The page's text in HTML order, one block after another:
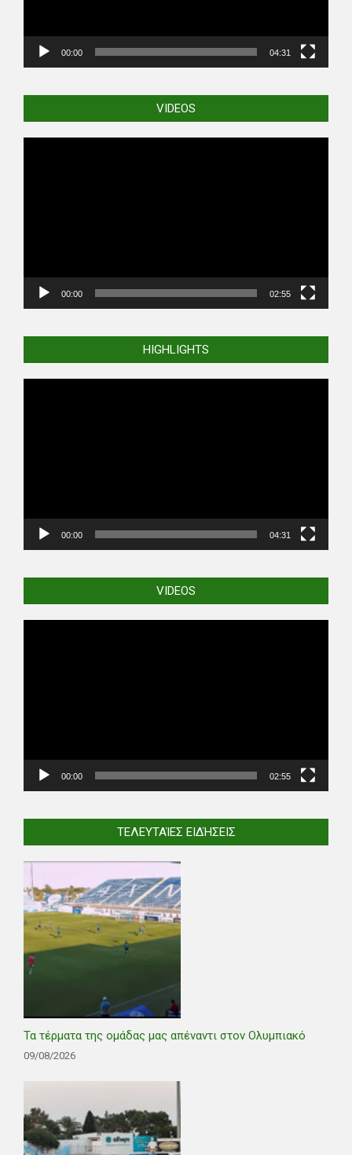
00:00 04:31
VIDEOS
00:00 02:55
HIGHLIGHTS
00:00 04:31
VIDEOS
00:00 02:55
ΤΕΛΕΥΤΑΊΕΣ ΕΙΔΉΣΕΙΣ
Τα τέρματα της ομάδας μας απέναντι στον Ολυμπιακό
09/08/2026